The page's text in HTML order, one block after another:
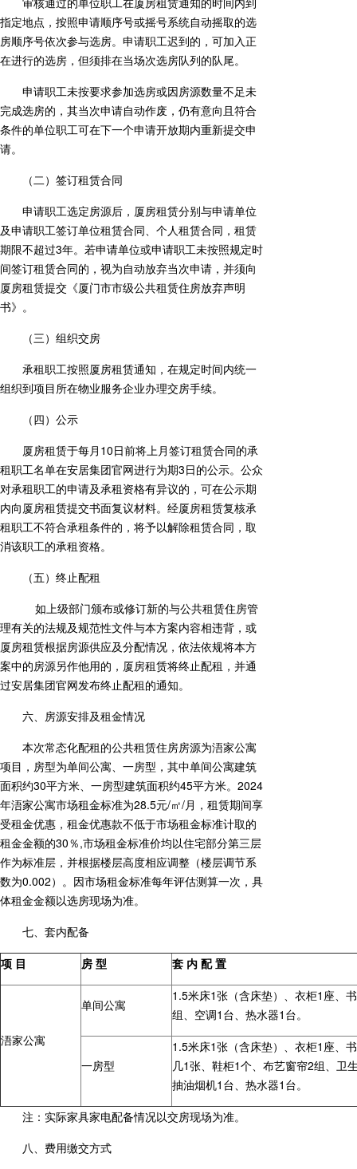
指定地点，按照申请顺序号或摇号系统自动摇取的选
房顺序号依次参与选房。申请职工迟到的，可加入正
在进行的选房，但须排在当场次选房队列的队尾。
申请职工未按要求参加选房或因房源数量不足未
完成选房的，其当次申请自动作废，仍有意向且符合
条件的单位职工可在下一个申请开放期内重新提交申
请。
（二）签订租赁合同
申请职工选定房源后，厦房租赁分别与申请单位
及申请职工签订单位租赁合同、个人租赁合同，租赁
期限不超过3年。若申请单位或申请职工未按照规定时
间签订租赁合同的，视为自动放弃当次申请，并须向
厦房租赁提交《厦门市市级公共租赁住房放弃声明
书》。
（三）组织交房
承租职工按照厦房租赁通知，在规定时间内统一
组织到项目所在物业服务企业办理交房手续。
（四）公示
厦房租赁于每月10日前将上月签订租赁合同的承
租职工名单在安居集团官网进行为期3日的公示。公众
对承租职工的申请及承租资格有异议的，可在公示期
内向厦房租赁提交书面复议材料。经厦房租赁复核承
租职工不符合承租条件的，将予以解除租赁合同，取
消该职工的承租资格。
（五）终止配租
如上级部门颁布或修订新的与公共租赁住房管
理有关的法规及规范性文件与本方案内容相违背，或
厦房租赁根据房源供应及分配情况，依法依规将本方
案中的房源另作他用的，厦房租赁将终止配租，并通
过安居集团官网发布终止配租的通知。
六、房源安排及租金情况
本次常态化配租的公共租赁住房房源为浯家公寓
项目，房型为单间公寓、一房型，其中单间公寓建筑
面积约30平方米、一房型建筑面积约45平方米。2024
年浯家公寓市场租金标准为28.5元/㎡/月，租赁期间享
受租金优惠，租金优惠款不低于市场租金标准计取的
租金金额的30％,市场租金标准价均以住宅部分第三层
作为标准层，并根据楼层高度相应调整（楼层调节系
数为0.002）。因市场租金标准每年评估测算一次，具
体租金金额以选房现场为准。
七、套内配备
项 目
房 型 套 内 配 置
浯家公寓
单间公寓
1.5米床1张（含床垫）、衣柜1座、
组、空调1台、热水器1台。
一房型
1.5米床1张（含床垫）、衣柜1座、
几1张、鞋柜1个、布艺窗帘2组、卫
抽油烟机1台、热水器1台。
注：实际家具家电配备情况以交房现场为准。
八、费用缴交方式